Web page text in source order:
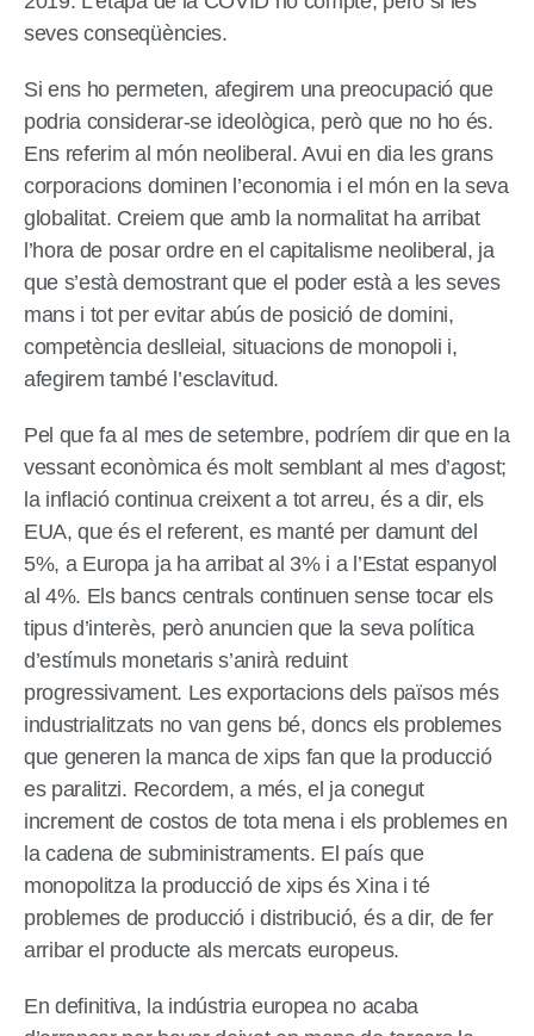
seves conseqüències.
Si ens ho permeten, afegirem una preocupació que
podria considerar-se ideològica, però que no ho és.
Ens referim al món neoliberal. Avui en dia les grans
corporacions dominen l’economia i el món en la seva
globalitat. Creiem que amb la normalitat ha arribat
l’hora de posar ordre en el capitalisme neoliberal, ja
que s’està demostrant que el poder està a les seves
mans i tot per evitar abús de posició de domini,
competència deslleial, situacions de monopoli i,
afegirem també l’esclavitud.
Pel que fa al mes de setembre, podríem dir que en la
vessant econòmica és molt semblant al mes d’agost;
la inflació continua creixent a tot arreu, és a dir, els
EUA, que és el referent, es manté per damunt del
5%, a Europa ja ha arribat al 3% i a l’Estat espanyol
al 4%. Els bancs centrals continuen sense tocar els
tipus d’interès, però anuncien que la seva política
d’estímuls monetaris s’anirà reduint
progressivament. Les exportacions dels països més
industrialitzats no van gens bé, doncs els problemes
que generen la manca de xips fan que la producció
es paralitzi. Recordem, a més, el ja conegut
increment de costos de tota mena i els problemes en
la cadena de subministraments. El país que
monopolitza la producció de xips és Xina i té
problemes de producció i distribució, és a dir, de fer
arribar el producte als mercats europeus.
En definitiva, la indústria europea no acaba